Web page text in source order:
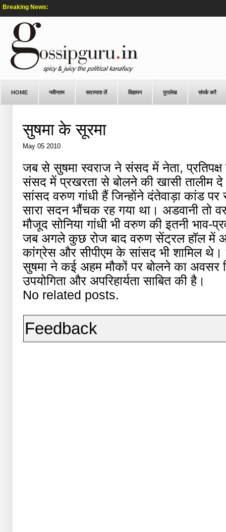
Breaking News:
HOME नवीनतम सदस्यता लें विज्ञापन पुरालेख संपर्क करै
सुषमा के सूरमा
May 05 2010
जब से सुषमा स्वराज ने संसद में नेता, प्रतिपक्ष
संसद में प्रखरता से बोलने की खासी तालीम
सांसद वरुण गांधी हैं जिन्हाेंने दंतेवाड़ा कांड
सारा सदन भौंचक रह गया था। अडवानी तो
मौजूद सोनिया गांधी भी वरुण की इतनी
जब अगले कुछ रोज बाद वरुण सेंट्रल हॉल में
कांग्रेस और सीपीएम के सांसद भी शामिल थे।
सुषमा ने कई अहम मौकों पर बोलने का अवसर
उपयोगिता और अपरिहार्यता साबित की है।
No related posts.
Feedback